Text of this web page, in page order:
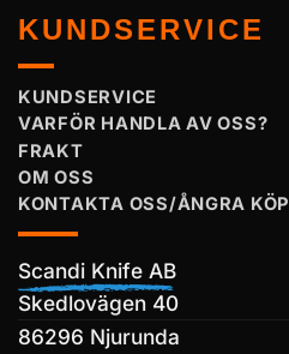
KUNDSERVICE
KUNDSERVICE
VARFÖR HANDLA AV OSS?
FRAKT
OM OSS
KONTAKTA OSS/ÅNGRA KÖP
Scandi Knife AB
Skedlovägen 40
86296 Njurunda